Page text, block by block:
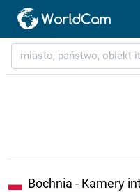
Bochnia - Kamery